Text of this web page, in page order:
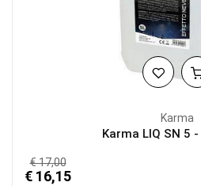
Karma
Karma LIQ SN 5
€ 17,00
€ 16,15